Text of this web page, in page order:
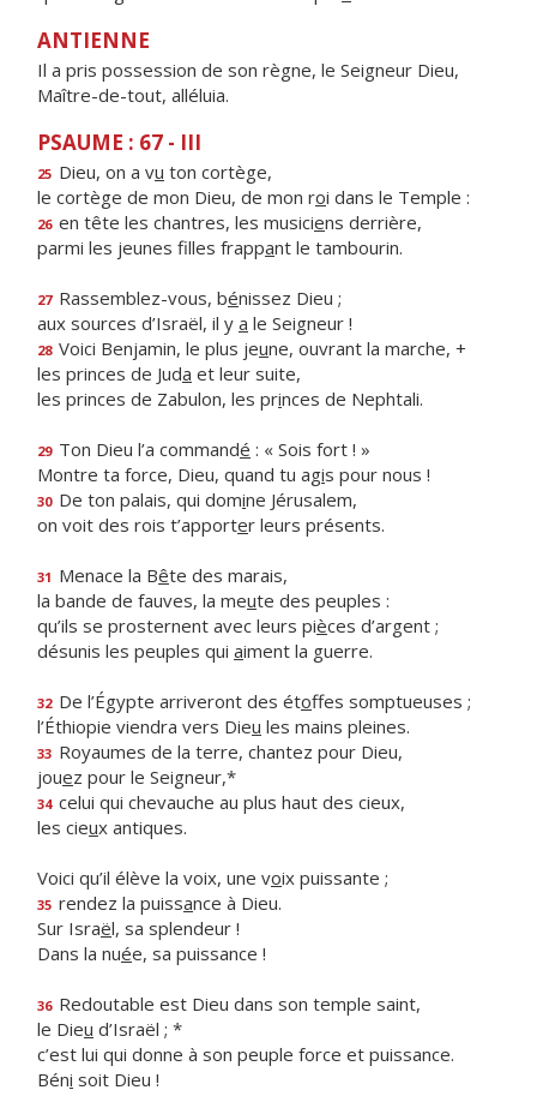
ANTIENNE
Il a pris possession de son règne, le Seigneur Dieu,
Maître-de-tout, alléluia.
PSAUME : 67 - III
25 Dieu, on a vu ton cortège,
le cortège de mon Dieu, de mon roi dans le Temple :
26 en tête les chantres, les musiciens derrière,
parmi les jeunes filles frappant le tambourin.
27 Rassemblez-vous, bénissez Dieu ;
aux sources d’Israël, il y a le Seigneur !
28 Voici Benjamin, le plus jeune, ouvrant la marche, +
les princes de Juda et leur suite,
les princes de Zabulon, les princes de Nephtali.
29 Ton Dieu l’a commandé : « Sois fort ! »
Montre ta force, Dieu, quand tu agis pour nous !
30 De ton palais, qui domine Jérusalem,
on voit des rois t’apporter leurs présents.
31 Menace la Bête des marais,
la bande de fauves, la meute des peuples :
qu’ils se prosternent avec leurs pièces d’argent ;
désunis les peuples qui aiment la guerre.
32 De l’Égypte arriveront des étoffes somptueuses ;
l’Éthiopie viendra vers Dieu les mains pleines.
33 Royaumes de la terre, chantez pour Dieu,
jouez pour le Seigneur,*
34 celui qui chevauche au plus haut des cieux,
les cieux antiques.
Voici qu’il élève la voix, une voix puissante ;
35 rendez la puissance à Dieu.
Sur Israël, sa splendeur !
Dans la nuée, sa puissance !
36 Redoutable est Dieu dans son temple saint,
le Dieu d’Israël ; *
c’est lui qui donne à son peuple force et puissance.
Béni soit Dieu !